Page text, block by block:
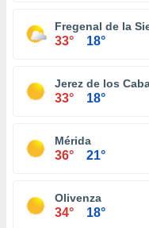
Fregenal de la
33° 18°
Jerez de los
33° 18°
Mérida
36° 21°
Olivenza
34° 18°